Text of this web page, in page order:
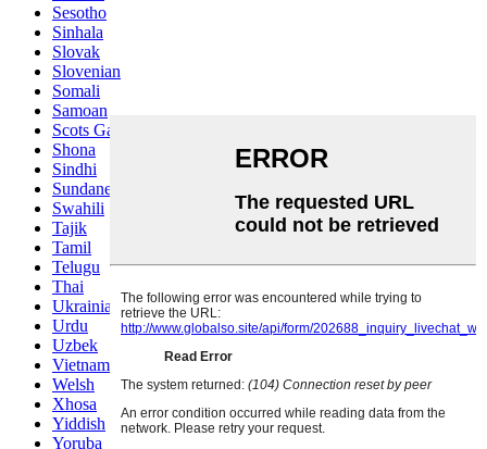
Sesotho
Sinhala
Slovak
Slovenian
Somali
Samoan
Scots Gaelic
Shona
Sindhi
Sundanese
Swahili
Tajik
Tamil
Telugu
Thai
Ukrainian
Urdu
Uzbek
Vietnamese
Welsh
Xhosa
Yiddish
Yoruba